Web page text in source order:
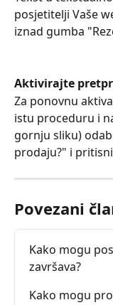
posjetitelji Vaše
iznad gumba
Aktivirajte
Za ponovnu
istu proceduru i
gornju sliku)
prodaju?" i
Povezani
Kako mogu
završava?
Kako mogu